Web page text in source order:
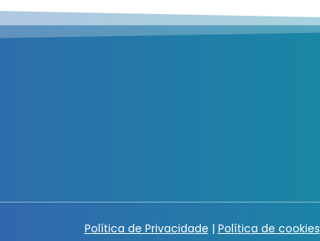
Política de Privacidade | Política de cookies